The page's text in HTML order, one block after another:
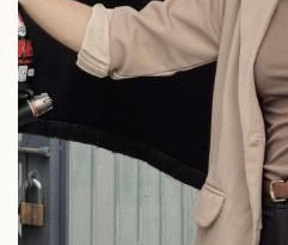
Thể thao
Bóng đá
Lịch thi đấu bóng đá
Thế giới thể thao
eSports
Hậu trường